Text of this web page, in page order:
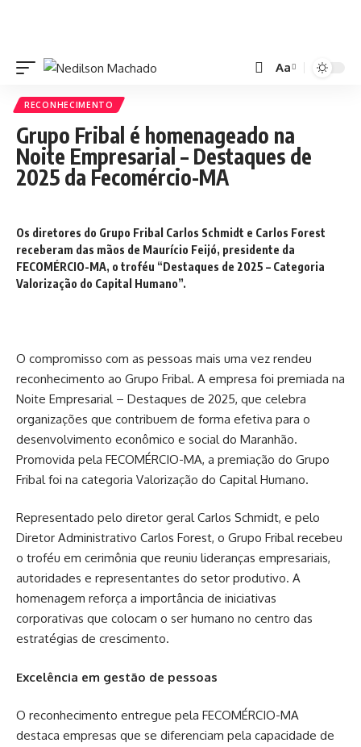
Aa
RECONHECIMENTO
Grupo Fribal é homenageado na
Noite Empresarial – Destaques de
2025 da Fecomércio-MA
Os diretores do Grupo Fribal Carlos Schmidt e Carlos Forest
receberam das mãos de Maurício Feijó, presidente da
FECOMÉRCIO-MA, o troféu “Destaques de 2025 – Categoria
Valorização do Capital Humano”.
O compromisso com as pessoas mais uma vez rendeu
reconhecimento ao Grupo Fribal. A empresa foi premiada na
Noite Empresarial – Destaques de 2025, que celebra
organizações que contribuem de forma efetiva para o
desenvolvimento econômico e social do Maranhão.
Promovida pela FECOMÉRCIO-MA, a premiação do Grupo
Fribal foi na categoria Valorização do Capital Humano.
Representado pelo diretor geral Carlos Schmidt, e pelo
Diretor Administrativo Carlos Forest, o Grupo Fribal recebeu
o troféu em cerimônia que reuniu lideranças empresariais,
autoridades e representantes do setor produtivo. A
homenagem reforça a importância de iniciativas
corporativas que colocam o ser humano no centro das
estratégias de crescimento.
Excelência em gestão de pessoas
O reconhecimento entregue pela FECOMÉRCIO-MA
destaca empresas que se diferenciam pela capacidade de